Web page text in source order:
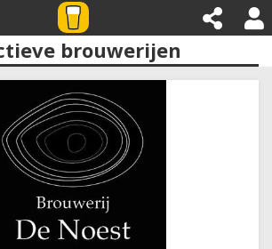
brouwerijen